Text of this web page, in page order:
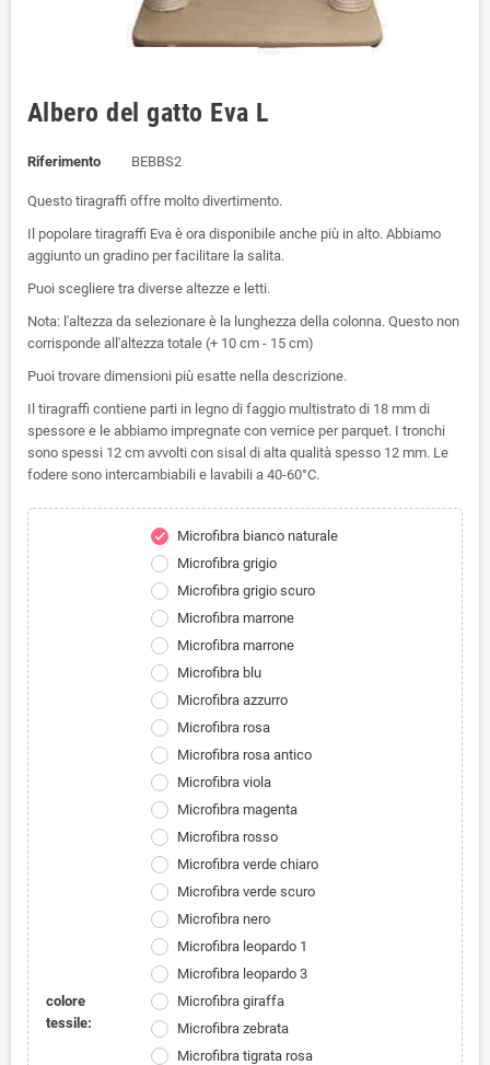
Albero del gatto Eva L
Riferimento BEBBS2
Questo tiragraffi offre molto divertimento.
Il popolare tiragraffi Eva è ora disponibile anche più in alto. Abbiamo
aggiunto un gradino per facilitare la salita.
Puoi scegliere tra diverse altezze e letti.
Nota: l'altezza da selezionare è la lunghezza della colonna. Questo non
corrisponde all'altezza totale (+ 10 cm - 15 cm)
Puoi trovare dimensioni più esatte nella descrizione.
Il tiragraffi contiene parti in legno di faggio multistrato di 18 mm di
spessore e le abbiamo impregnate con vernice per parquet. I tronchi
sono spessi 12 cm avvolti con sisal di alta qualità spesso 12 mm. Le
fodere sono intercambiabili e lavabili a 40-60°C.
colore
tessile:
check
Microfibra bianco naturale
Microfibra grigio
Microfibra grigio scuro
Microfibra marrone
Microfibra marrone
Microfibra blu
Microfibra azzurro
Microfibra rosa
Microfibra rosa antico
Microfibra viola
Microfibra magenta
Microfibra rosso
Microfibra verde chiaro
Microfibra verde scuro
Microfibra nero
Microfibra leopardo 1
Microfibra leopardo 3
Microfibra giraffa
Microfibra zebrata
Microfibra tigrata rosa